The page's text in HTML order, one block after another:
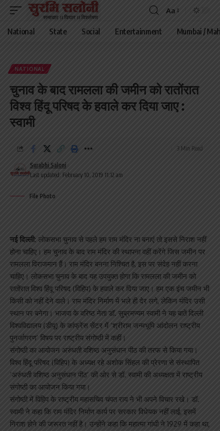
Font
Resizer
Aa
National State Social Entertainment Mumbai /
NATIONAL
चुनाव के बाद रामलला की जमीन को रातोंरात
विश्व हिंदू परिषद के हवाले कर दिया जाए :
स्‍वामी
Last updated: February 10, 2019 11:12 am
Surabhi Saloni
3 Min Read
File Photo
नई दिल्ली: लोकसभा चुनाव से पहले हम राम मंदिर ना बनाएं तो इससे निराश नहीं
होना चाहिए। हम चुनाव के बाद राम मंदिर की स्थापना वहीं करेंगे जिस जमीन पर
रामलला विराजमान हैं। राम मंदिर बनना निश्चित है, इस पर संदेह नहीं करना
चाहिए। लोकसभा चुनाव के बाद यह उपयुक्त होगा कि रामलला की जमीन को
रातोंरात विश्व हिंदू परिषद (विहिप) के हवाले कर दिया जाए। हम एक इंच जमीन भी
किसी को नहीं देने वाले। राम मंदिर निर्माण में भले ही देर लगे, लेकिन मंदिर उसी
स्थान पर बनेगा। भाजपा के वरिष्ठ नेता डॉ. सुब्रमण्यम स्वामी ने यह बातें दिल्ली
विश्वविद्यालय (डीयू) के कांफ्रेंस सेंटर में ‘श्रीराम जन्मभूमि आंदोलन राष्ट्रीय
पुनर्जागरण’ विषय पर राष्ट्रीय संगोष्ठी में कहीं।
संगोष्ठी का आयोजन अरुंधती वशिष्ठ अनुसंधान पीठ की तरफ से किया गया।
विश्व हिंदू परिषद (विहिप) के अध्यक्ष रहे अशोक सिंहल की प्रेरणा से संस्थापित
‘अरुंधती वशिष्ठ अनुसंधान पीठ’ की ओर से डॉ. स्वामी की अध्यक्षता में राष्ट्रीय
संगोष्ठी का आयोजन किया गया।
संगोष्ठी में विहिप के राष्ट्रीय महासचिव चंपत राय ने भी अपने विचार रखे। डॉ.
स्वामी ने कहा कि राम मंदिर निर्माण कार्य पर सरकार विधेयक नहीं लाई, इसमें
निराश होने की जरूरत नहीं है। उन्होंने कहा कि महात्मा गांधी ने 1929 में कहा था,